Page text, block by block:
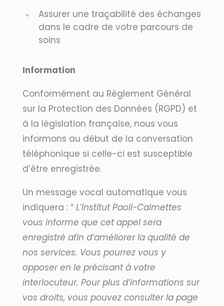
Assurer une traçabilité des échanges
dans le cadre de votre parcours de
soins
Information
Conformément au Règlement Général
sur la Protection des Données (RGPD) et
à la législation française, nous vous
informons au début de la conversation
téléphonique si celle-ci est susceptible
d’être enregistrée.
Un message vocal automatique vous
indiquera : “ L’Institut Paoli-Calmettes
vous informe que cet appel sera
enregistré afin d’améliorer la qualité de
nos services. Vous pourrez vous y
opposer en le précisant à votre
interlocuteur. Pour plus d’informations sur
vos droits, vous pouvez consulter la page